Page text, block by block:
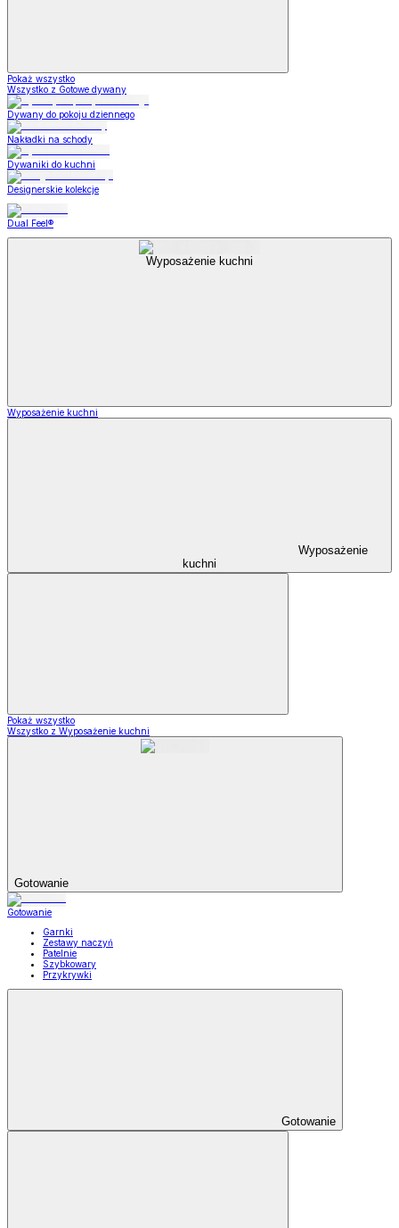
Pokaż wszystko
Wszystko z Gotowe dywany
Dywany do pokoju dziennego
Nakładki na schody
Dywaniki do kuchni
Designerskie kolekcje
Dual Feel®
Wyposażenie kuchni
Wyposażenie kuchni
Wyposażenie
kuchni
Pokaż wszystko
Wszystko z Wyposażenie kuchni
Gotowanie
Gotowanie
Garnki
Zestawy naczyń
Patelnie
Szybkowary
Przykrywki
Gotowanie